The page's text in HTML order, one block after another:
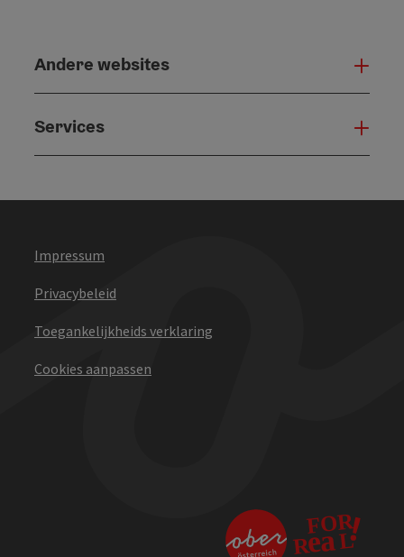
Andere websites
Services
Impressum
Privacybeleid
Toegankelijkheids verklaring
Cookies aanpassen